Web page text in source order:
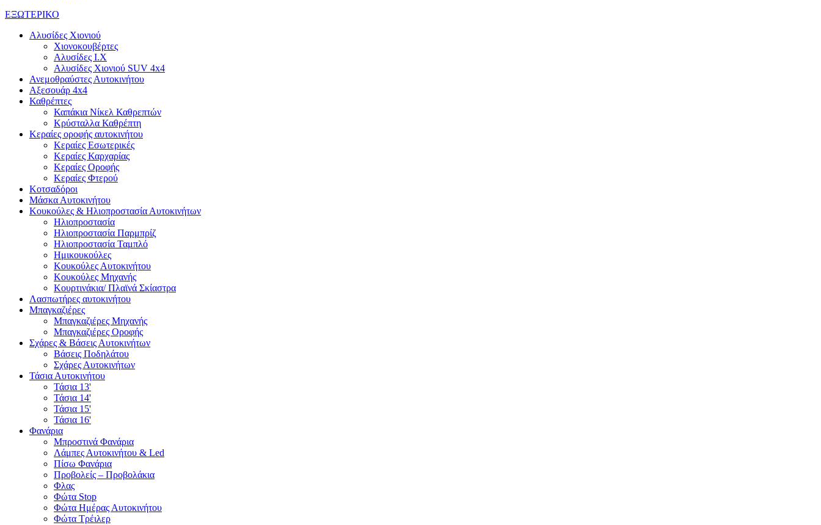
ΕΞΩΤΕΡΙΚΟ
Αλυσίδες Χιονιού
Χιονοκουβέρτες
Αλυσίδες I.X
Αλυσίδες Χιονιού SUV 4x4
Ανεμοθραύστες Αυτοκινήτου
Αξεσουάρ 4x4
Καθρέπτες
Καπάκια Νίκελ Καθρεπτών
Κρύσταλλα Καθρέπτη
Κεραίες οροφής αυτοκινήτου
Κεραίες Εσωτερικές
Κεραίες Καρχαρίας
Κεραίες Οροφής
Κεραίες Φτερού
Κοτσαδόροι
Μάσκα Αυτοκινήτου
Κουκούλες & Ηλιοπροστασία Αυτοκινήτων
Ηλιοπροστασία
Ηλιοπροστασία Παρμπρίζ
Ηλιοπροστασία Ταμπλό
Ημικουκούλες
Κουκούλες Αυτοκινήτου
Κουκούλες Μηχανής
Κουρτινάκια/ Πλαϊνά Σκίαστρα
Λασπωτήρες αυτοκινήτου
Μπαγκαζιέρες
Μπαγκαζιέρες Μηχανής
Μπαγκαζιέρες Οροφής
Σχάρες & Βάσεις Αυτοκινήτων
Βάσεις Ποδηλάτου
Σχάρες Αυτοκινήτων
Τάσια Αυτοκινήτου
Τάσια 13'
Τάσια 14'
Τάσια 15'
Τάσια 16'
Φανάρια
Μπροστινά Φανάρια
Λάμπες Αυτοκινήτου & Led
Πίσω Φανάρια
Προβολείς – Προβολάκια
Φλας
Φώτα Stop
Φώτα Ημέρας Αυτοκινήτου
Φώτα Τρέιλερ